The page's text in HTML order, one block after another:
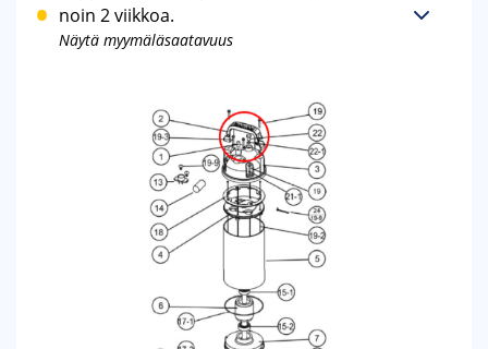
noin 2 viikkoa.
Näytä myymäläsaatavuus